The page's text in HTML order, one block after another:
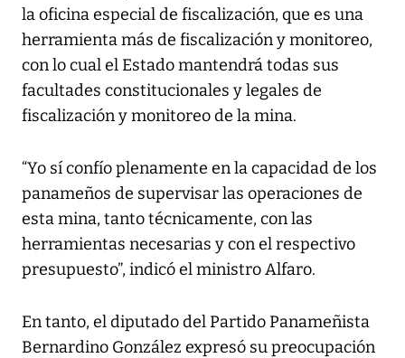
la oficina especial de fiscalización, que es una
herramienta más de fiscalización y monitoreo,
con lo cual el Estado mantendrá todas sus
facultades constitucionales y legales de
fiscalización y monitoreo de la mina.
“Yo sí confío plenamente en la capacidad de los
panameños de supervisar las operaciones de
esta mina, tanto técnicamente, con las
herramientas necesarias y con el respectivo
presupuesto”, indicó el ministro Alfaro.
En tanto, el diputado del Partido Panameñista
Bernardino González expresó su preocupación